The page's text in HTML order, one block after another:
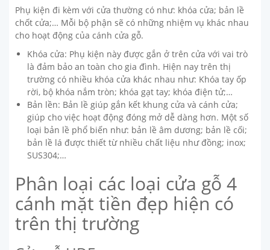
Phụ kiện đi kèm với cửa thường có như: khóa cửa; bản lề
chốt cửa;… Mỗi bộ phận sẽ có những nhiệm vụ khác nhau
cho hoạt động của cánh cửa gỗ.
Khóa cửa: Phụ kiện này được gắn ở trên cửa với vai trò
là đảm bảo an toàn cho gia đình. Hiện nay trên thị
trường có nhiều khóa cửa khác nhau như: Khóa tay ốp
rời, bộ khóa nắm tròn; khóa gạt tay; khóa điện tử;…
Bản lền: Bản lề giúp gắn kết khung cửa và cánh cửa;
giúp cho việc hoạt động đóng mở dễ dàng hơn. Một số
loại bản lề phổ biến như: bản lề âm dương; bản lề cối;
bản lề lá được thiết từ nhiều chất liệu như đồng; inox;
SUS304;…
Phân loại các loại cửa gỗ 4
cánh mặt tiền đẹp hiện có
trên thị trường